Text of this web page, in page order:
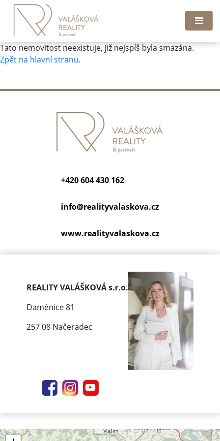
Tato nemovitost neexistuje, již nejspíš byla smazána.
Zpět na hlavní stranu.
+420 604 430 162
info@realityvalaskova.cz
www.realityvalaskova.cz
REALITY VALÁŠKOVÁ s.r.o.
Daměnice 81
257 08 Načeradec